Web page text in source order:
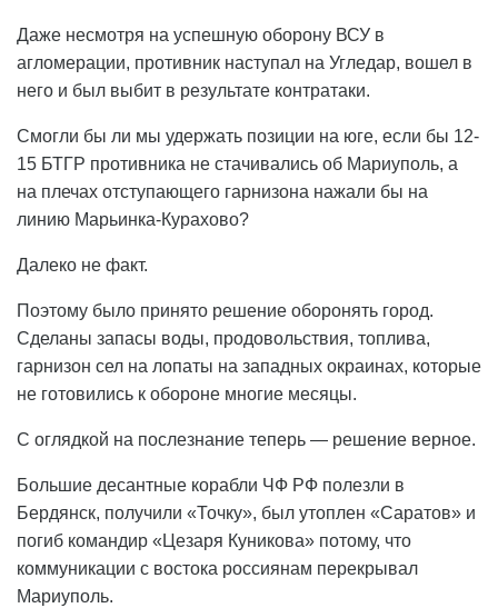
Даже несмотря на успешную оборону ВСУ в
агломерации, противник наступал на Угледар, вошел в
него и был выбит в результате контратаки.
Смогли бы ли мы удержать позиции на юге, если бы 12-
15 БТГР противника не стачивались об Мариуполь, а
на плечах отступающего гарнизона нажали бы на
линию Марьинка-Курахово?
Далеко не факт.
Поэтому было принято решение оборонять город.
Сделаны запасы воды, продовольствия, топлива,
гарнизон сел на лопаты на западных окраинах, которые
не готовились к обороне многие месяцы.
С оглядкой на послезнание теперь — решение верное.
Большие десантные корабли ЧФ РФ полезли в
Бердянск, получили «Точку», был утоплен «Саратов» и
погиб командир «Цезаря Куникова» потому, что
коммуникации с востока россиянам перекрывал
Мариуполь.